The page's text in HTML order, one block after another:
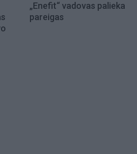
„Enefit“ vadovas palieka
pareigas